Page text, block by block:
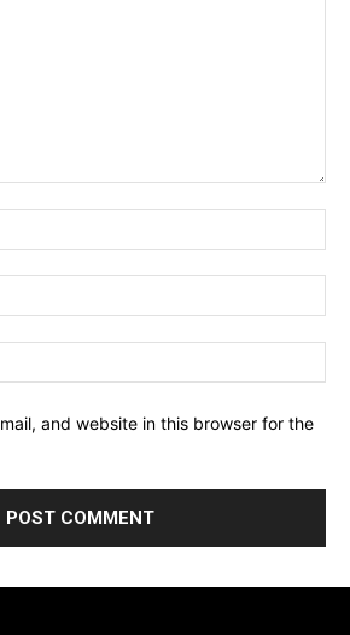
and website in this browser for the